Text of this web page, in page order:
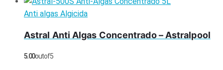
Anti algas Algicida
Astral Anti Algas Concentrado – Astralpool
5.00out of 5